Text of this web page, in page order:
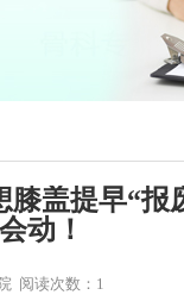
盖提早“报
动！
阅读次数：1